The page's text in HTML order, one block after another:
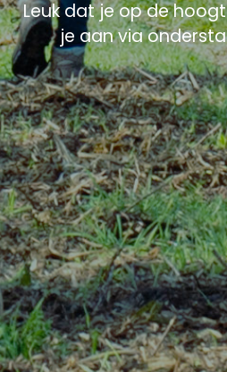
Leuk dat je op de
je aan via